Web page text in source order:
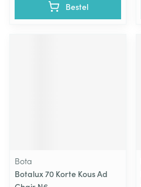
Bestel
Bota
Botalux 70 Korte Kous Ad